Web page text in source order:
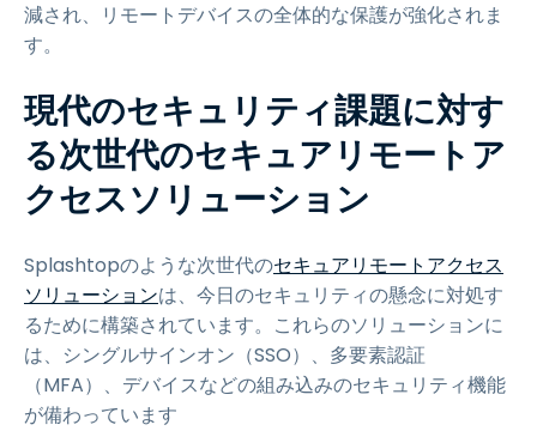
減され、リモートデバイスの全体的な保護が強化されま
す。
現代のセキュリティ課題に対す
る次世代のセキュアリモートア
クセスソリューション
Splashtopのような次世代のセキュアリモートアクセス
ソリューションは、今日のセキュリティの懸念に対処す
るために構築されています。これらのソリューションに
は、シングルサインオン（SSO）、多要素認証
（MFA）、デバイスなどの組み込みのセキュリティ機能
が備わっています